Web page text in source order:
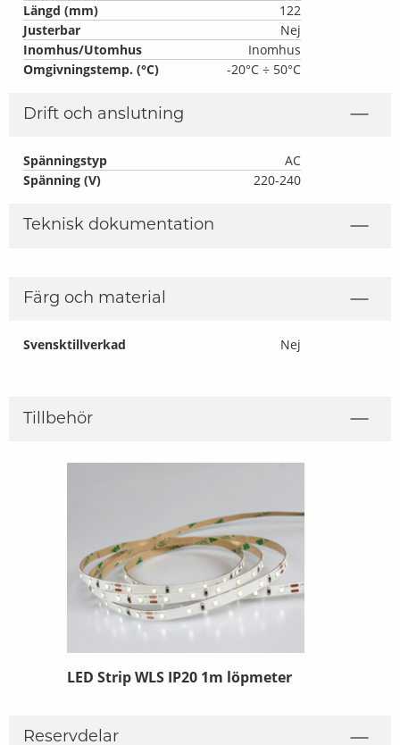
Längd (mm)
122
Justerbar
Nej
Inomhus/Utomhus
Inomhus
Omgivningstemp. (°C)
-20°C ÷ 50°C
Drift och anslutning
Spänningstyp
AC
Spänning (V)
220-240
Teknisk dokumentation
Färg och material
Svensktillverkad Nej
Tillbehör
LED Strip WLS IP20 1m löpmeter
Reservdelar